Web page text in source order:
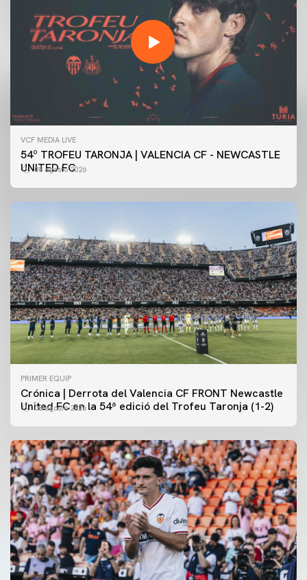
VCF MEDIA LIVE
54º TROFEU TARONJA | VALENCIA CF - NEWCASTLE
UNITED FC
08 agosto 2026
PRIMER EQUIP
Crónica | Derrota del Valencia CF FRONT Newcastle
United FC en la 54ª edició del Trofeu Taronja (1-2)
08 agosto 2026